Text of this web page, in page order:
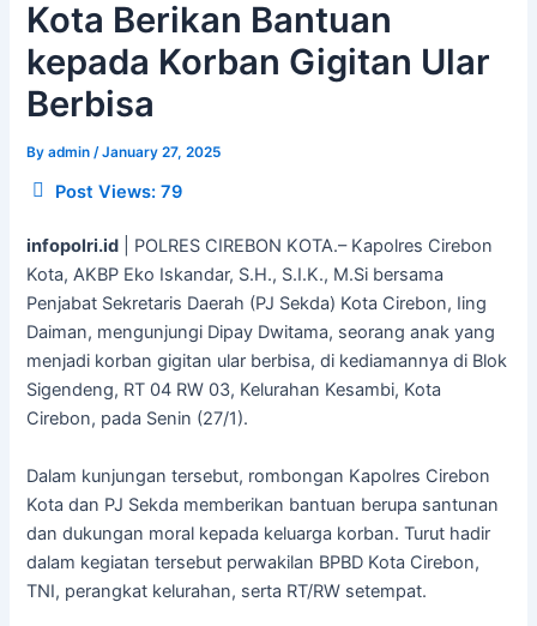
Kota Berikan Bantuan
kepada Korban Gigitan Ular
Berbisa
Byadmin /January 27, 2025
Post Views: 79
infopolri.id | POLRES CIREBON KOTA.– Kapolres Cirebon
Kota, AKBP Eko Iskandar, S.H., S.I.K., M.Si bersama
Penjabat Sekretaris Daerah (PJ Sekda) Kota Cirebon, Iing
Daiman, mengunjungi Dipay Dwitama, seorang anak yang
menjadi korban gigitan ular berbisa, di kediamannya di Blok
Sigendeng, RT 04 RW 03, Kelurahan Kesambi, Kota
Cirebon, pada Senin (27/1).
Dalam kunjungan tersebut, rombongan Kapolres Cirebon
Kota dan PJ Sekda memberikan bantuan berupa santunan
dan dukungan moral kepada keluarga korban. Turut hadir
dalam kegiatan tersebut perwakilan BPBD Kota Cirebon,
TNI, perangkat kelurahan, serta RT/RW setempat.